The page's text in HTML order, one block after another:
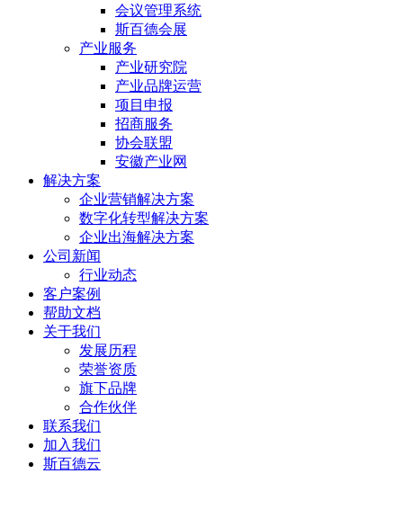
会议管理系统
斯百德会展
产业服务
产业研究院
产业品牌运营
项目申报
招商服务
协会联盟
安徽产业网
解决方案
企业营销解决方案
数字化转型解决方案
企业出海解决方案
公司新闻
行业动态
客户案例
帮助文档
关于我们
发展历程
荣誉资质
旗下品牌
合作伙伴
联系我们
加入我们
斯百德云